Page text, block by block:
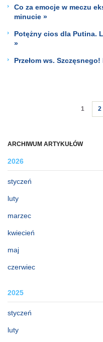
ARCHIWUM ARTYKUŁÓW
2026
styczeń
luty
marzec
kwiecień
maj
czerwiec
2025
styczeń
luty
Co za emocje w meczu
minucie »
Potężny cios dla Putina.
»
Przełom ws.
1 2